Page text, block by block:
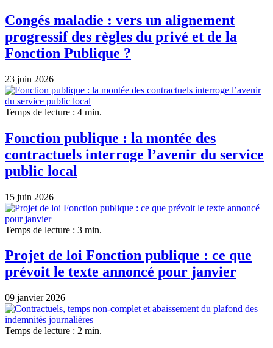
Congés maladie : vers un alignement
progressif des règles du privé et de la
Fonction Publique ?
23 juin 2026
Temps de lecture : 4 min.
Fonction publique : la montée des
contractuels interroge l’avenir du service
public local
15 juin 2026
Temps de lecture : 3 min.
Projet de loi Fonction publique : ce que
prévoit le texte annoncé pour janvier
09 janvier 2026
Temps de lecture : 2 min.